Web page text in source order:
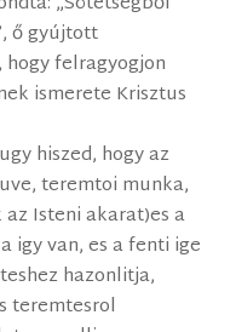
ő gyújtott
felragyogjon
ismerete Krisztus
hiszed, hogy az
teremtoi munka,
Isteni akarat)es a
igy van, es a fenti ige
hazonlitja,
teremtesrol